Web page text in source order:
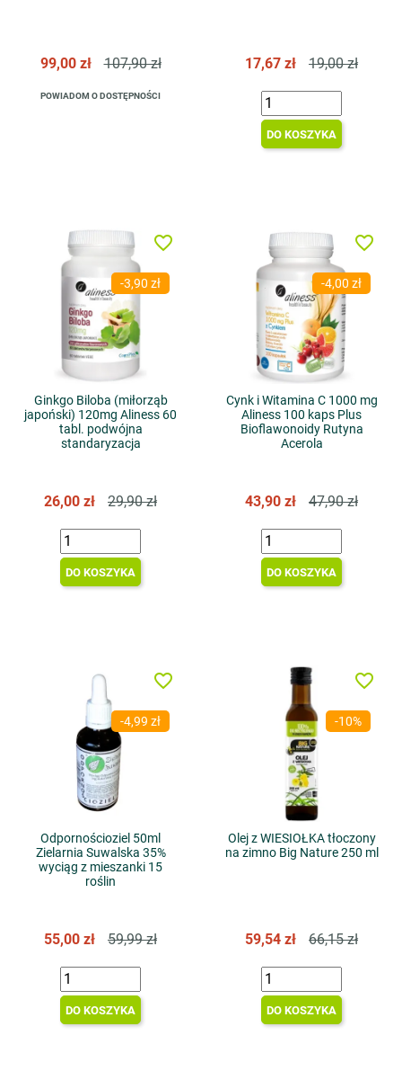
99,00 zł 107,90 zł
POWIADOM O DOSTĘPNOŚCI
17,67 zł 19,00 zł
DO KOSZYKA
-3,90 zł
Ginkgo Biloba (miłorząb
japoński) 120mg Aliness 60
tabl. podwójna
standaryzacja
26,00 zł 29,90 zł
DO KOSZYKA
favorite_border
-4,00 zł
Cynk i Witamina C 1000 mg
Aliness 100 kaps Plus
Bioflawonoidy Rutyna
Acerola
43,90 zł 47,90 zł
DO KOSZYKA
favorite_border
-4,99 zł
Odpornościoziel 50ml
Zielarnia Suwalska 35%
wyciąg z mieszanki 15
roślin
55,00 zł 59,99 zł
DO KOSZYKA
favorite_border
-10%
Olej z WIESIOŁKA tłoczony
na zimno Big Nature 250 ml
59,54 zł 66,15 zł
DO KOSZYKA
favorite_border